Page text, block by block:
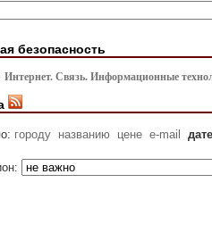
безопасность
Интернет. Связь. Информационные
городу названию цене e-mail